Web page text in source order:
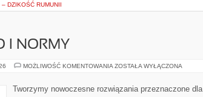
DZIKOŚĆ RUMUNII
I NORMY
MOŻLIWOŚĆ KOMENTOWANIA BEZPIECZEŃSTWO
ZOSTAŁA WYŁĄCZONA
Tworzymy nowoczesne rozwiązania przeznaczone dla